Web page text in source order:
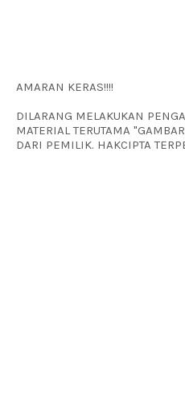
AMARAN KERAS!!!!
DILARANG MELAKUKAN
MATERIAL TERUTAMA
DARI PEMILIK. HAKCIPTA